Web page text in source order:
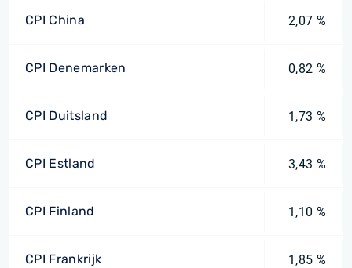
CPI China 2,07 %
CPI Denemarken 0,82 %
CPI Duitsland 1,73 %
CPI Estland 3,43 %
CPI Finland 1,10 %
CPI Frankrijk 1,85 %